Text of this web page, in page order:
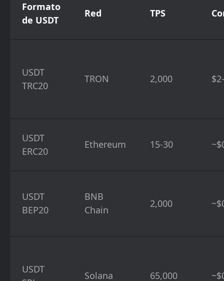
Formato
de USDT
Red TPS
USDT
TRC20
TRON 2,000
USDT
ERC20
Ethereum 15-30
USDT
BEP20
BNB
Chain
2,000
USDT
Solana 65,000